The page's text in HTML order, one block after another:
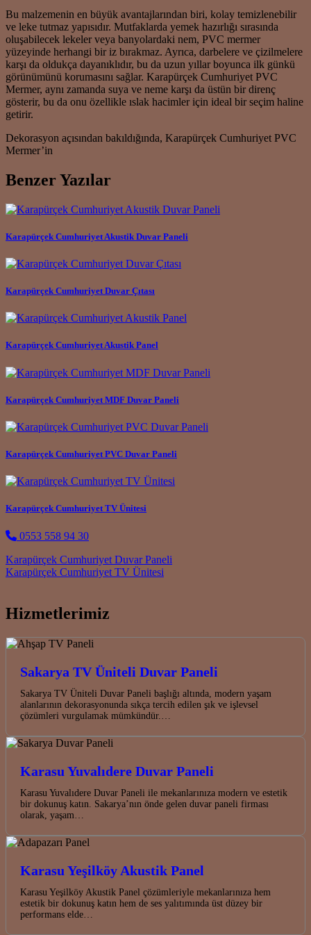
Bu malzemenin en büyük avantajlarından biri, kolay temizlenebilir
ve leke tutmaz yapısıdır. Mutfaklarda yemek hazırlığı sırasında
oluşabilecek lekeler veya banyolardaki nem, PVC mermer
yüzeyinde herhangi bir iz bırakmaz. Ayrıca, darbelere ve çizilmelere
karşı da oldukça dayanıklıdır, bu da uzun yıllar boyunca ilk günkü
görünümünü korumasını sağlar. Karapürçek Cumhuriyet PVC
Mermer, aynı zamanda suya ve neme karşı da üstün bir direnç
gösterir, bu da onu özellikle ıslak hacimler için ideal bir seçim haline
getirir.
Dekorasyon açısından bakıldığında, Karapürçek Cumhuriyet PVC
Mermer’in
Benzer Yazılar
Karapürçek Cumhuriyet Akustik Duvar Paneli
Karapürçek Cumhuriyet Duvar Çıtası
Karapürçek Cumhuriyet Akustik Panel
Karapürçek Cumhuriyet MDF Duvar Paneli
Karapürçek Cumhuriyet PVC Duvar Paneli
Karapürçek Cumhuriyet TV Ünitesi
0553 558 94 30
Post navigation
Karapürçek Cumhuriyet Duvar Paneli
Karapürçek Cumhuriyet TV Ünitesi
Hizmetlerimiz
Sakarya TV Üniteli Duvar Paneli
Sakarya TV Üniteli Duvar Paneli başlığı altında, modern yaşam
alanlarının dekorasyonunda sıkça tercih edilen şık ve işlevsel
çözümleri vurgulamak mümkündür.…
Karasu Yuvalıdere Duvar Paneli
Karasu Yuvalıdere Duvar Paneli ile mekanlarınıza modern ve estetik
bir dokunuş katın. Sakarya’nın önde gelen duvar paneli firması
olarak, yaşam…
Karasu Yeşilköy Akustik Panel
Karasu Yeşilköy Akustik Panel çözümleriyle mekanlarınıza hem
estetik bir dokunuş katın hem de ses yalıtımında üst düzey bir
performans elde…